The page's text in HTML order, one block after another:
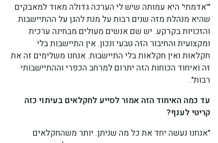
"'אדמתי' היא עמותה שיש לי הערכה גדולה מאוד למאבקים
שהיא מנהלת מזה שנים רבות על מנת להגן על ההתיישבות
והזכויות בקרקע. יש שם אנשים מעולים מבחינה ערכית
ומקצועית והחיבור הזה טבעי ונכון. אין התיישבות בלי
חקלאות ואין חקלאות בלי התיישבות. אנחנו משלימים זה את
זה ואיחוד הכוחות הזה יתרום למרחב הכפרי וההתיישבותי
רבות".
עד כמה האיחוד הזה אמור לסייע לחקלאים בעיתוי כזה
קריטי לענף?
"אנחנו נעשה יחד את כל מה שניתן. יותר משהחקלאים